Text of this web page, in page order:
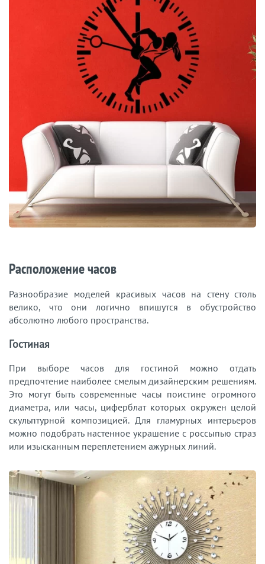
Расположение часов
Разнообразие моделей красивых часов на стену столь
велико, что они логично впишутся в обустройство
абсолютно любого пространства.
Гостиная
При выборе часов для гостиной можно отдать
предпочтение наиболее смелым дизайнерским решениям.
Это могут быть современные часы поистине огромного
диаметра, или часы, циферблат которых окружен целой
скульптурной композицией. Для гламурных интерьеров
можно подобрать настенное украшение с россыпью страз
или изысканным переплетением ажурных линий.